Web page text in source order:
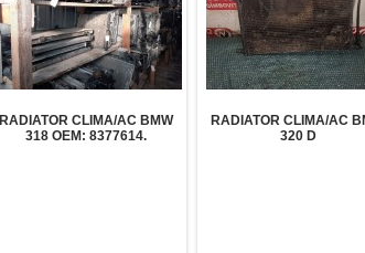
RADIATOR CLIMA/AC BMW
318 OEM: 8377614.
RADIATOR CLIMA/AC
320 D